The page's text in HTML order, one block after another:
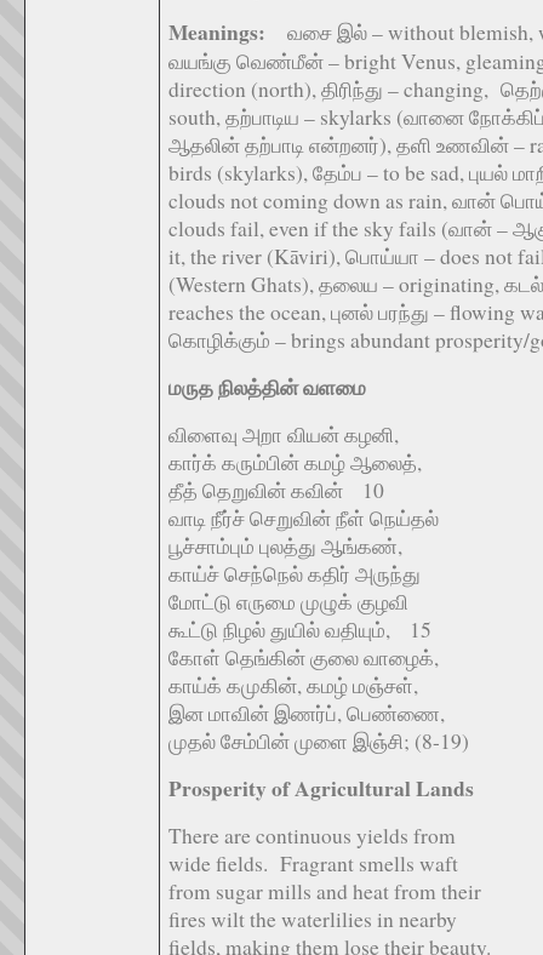
Meanings: வசை இல் – without blemish,
வயங்கு வெண்மீன் – bright Venus, gleaming
direction (north), திரிந்து – changing,
south, தற்பாடிய – skylarks (வானை
ஆதலின் தற்பாடி என்றனர்), தளி உணவின் –
birds (skylarks), தேம்ப – to be sad, புயல்
clouds not coming down as rain, வான்
clouds fail, even if the sky fails (வான் –
it, the river (Kāviri), பொய்யா – does not
(Western Ghats), தலைய – originating,
reaches the ocean, புனல் பரந்து – flowing
கொழிக்கும் – brings abundant prosperity/
மருத நிலத்தின் வளமை
விளைவு அறா வியன் கழனி,
கார்க் கரும்பின் கமழ் ஆலைத்,
தீத் தெறுவின் கவின் 10
வாடி நீர்ச் செறுவின் நீள் நெய்தல்
பூச்சாம்பும் புலத்து ஆங்கண்,
காய்ச் செந்நெல் கதிர் அருந்து
மோட்டு எருமை முழுக் குழவி
கூட்டு நிழல் துயில் வதியும், 15
கோள் தெங்கின் குலை வாழைக்,
காய்க் கமுகின், கமழ் மஞ்சள்,
இன மாவின் இணர்ப், பெண்ணை,
முதல் சேம்பின் முளை இஞ்சி; (8-19)
Prosperity of Agricultural Lands
There are continuous yields from
wide fields. Fragrant smells waft
from sugar mills and heat from their
fires wilt the waterlilies in nearby
fields, making them lose their beauty.